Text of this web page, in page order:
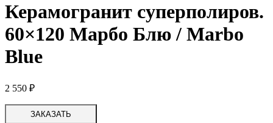
Керамогранит суперполиров.
60×120 Марбо Блю / Marbo
Blue
2 550 ₽
ЗАКАЗАТЬ